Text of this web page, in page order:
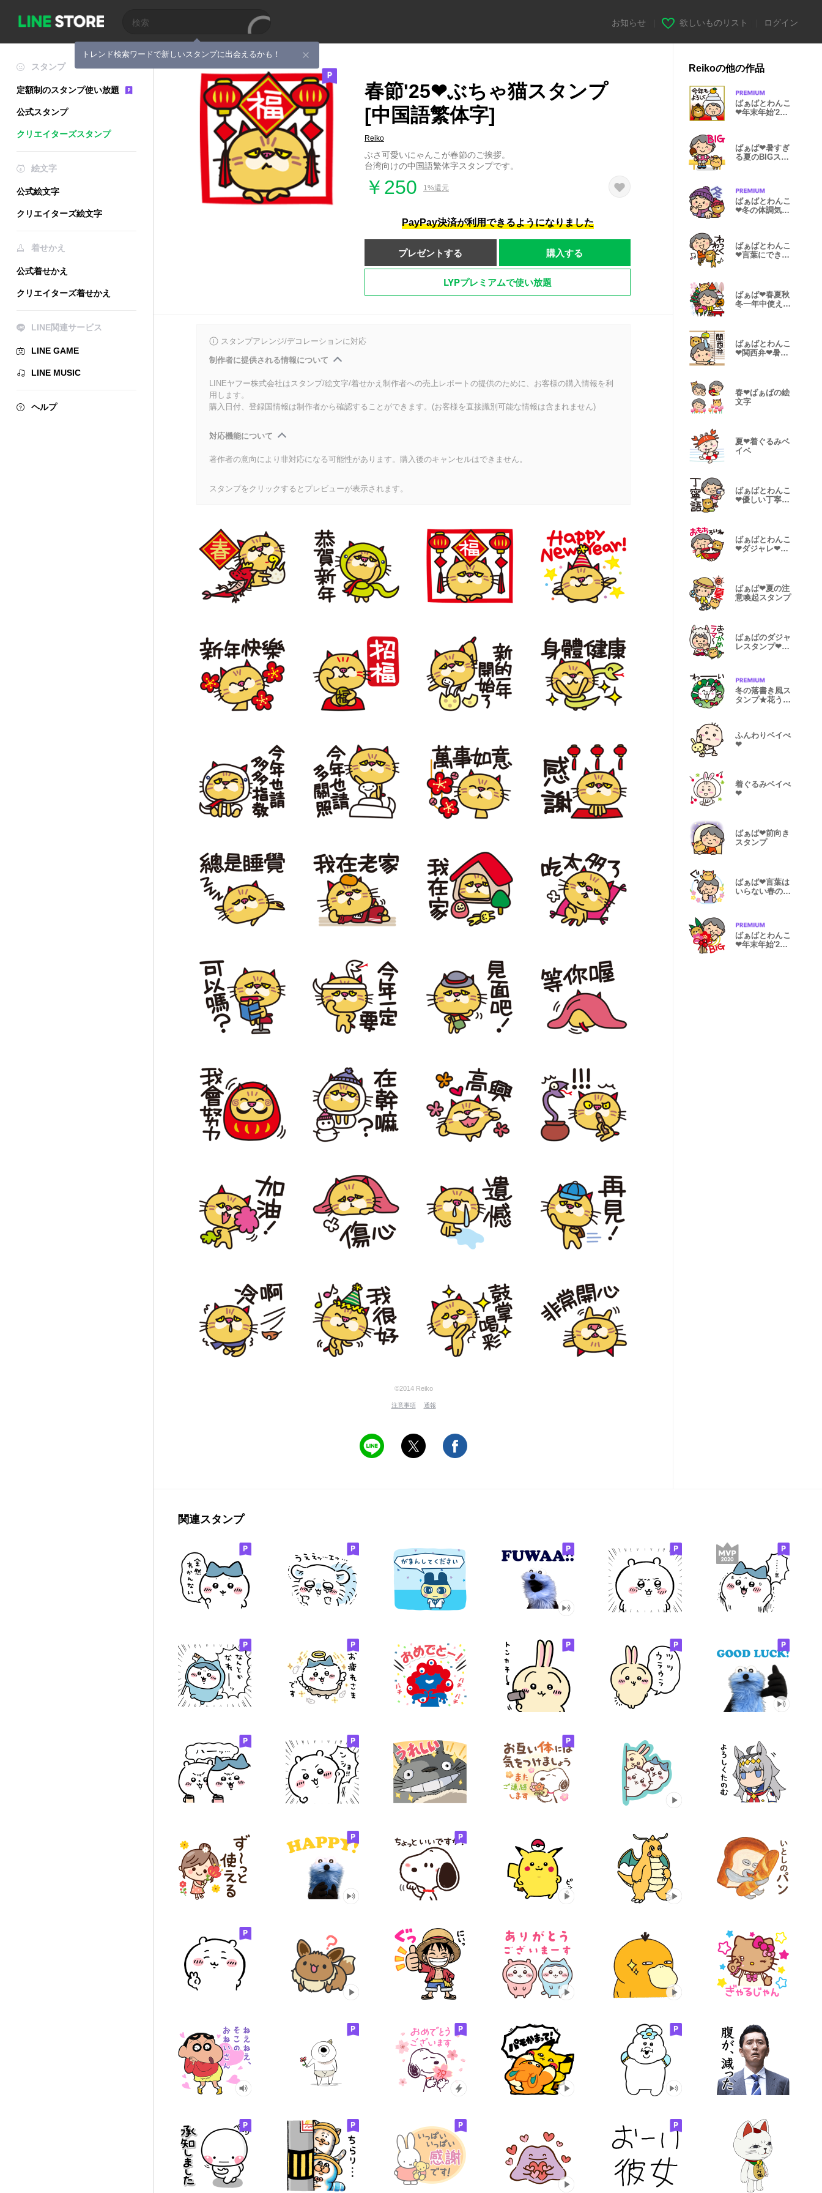
トレンド検索ワードで新しいスタンプに出会えるかも！
お知らせ 欲しいものリスト ログイン
スタンプ
定額制のスタンプ使い放題
公式スタンプ
クリエイターズスタンプ
絵文字
公式絵文字
クリエイターズ絵文字
着せかえ
公式着せかえ
クリエイターズ着せかえ
LINE関連サービス
LINE GAME
LINE MUSIC
ヘルプ
春節'25❤︎ぶちゃ猫スタンプ
[中国語繁体字]
Reiko
ぶさ可愛いにゃんこが春節のご挨拶。
台湾向けの中国語繁体字スタンプです。
￥250 1%還元
PayPay決済が利用できるようになりました
プレゼントする 購入する
LYPプレミアムで使い放題
スタンプアレンジ/デコレーションに対応
制作者に提供される情報について
LINEヤフー株式会社はスタンプ/絵文字/着せかえ制作者への売上レポートの提供のために、お客様の購入情報を利
用します。
購入日付、登録国情報は制作者から確認することができます。(お客様を直接識別可能な情報は含まれません)
対応機能について
著作者の意向により非対応になる可能性があります。購入後のキャンセルはできません。
スタンプをクリックするとプレビューが表示されます。
©2014 Reiko
注意事項 通報
Reikoの他の作品
ばぁばとわんこ
❤︎年末年始'25-
ばぁば❤︎暑すぎ
る夏のBIGスタ
ばぁばとわんこ
❤︎冬の体調気遣
ばぁばとわんこ
❤︎言葉にできな
ばぁば❤︎春夏秋
冬一年中使える
ばぁばとわんこ
❤︎関西弁❤︎暑い
春❤︎ばぁばの絵
文字
夏❤︎着ぐるみベ
イベ
ばぁばとわんこ
❤︎優しい丁寧語
ばぁばとわんこ
❤︎ダジャレ❤︎食
ばぁば❤︎夏の注
意喚起スタンプ
ばぁばのダジャ
レスタンプ❤︎生
冬の落書き風ス
タンプ★花うさ
ふんわりベイべ
❤︎
着ぐるみベイべ
❤︎
ばぁば❤︎前向き
スタンプ
ばぁば❤︎言葉は
いらない春のス
ばぁばとわんこ
❤︎年末年始'26
関連スタンプ